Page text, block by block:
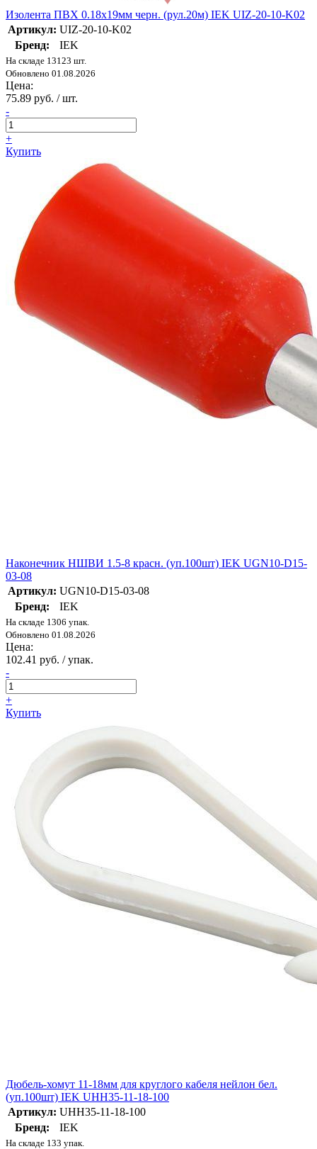
Изолента ПВХ 0.18х19мм черн. (рул.20м) IEK UIZ-20-10-K02
Артикул: UIZ-20-10-K02
Бренд:
IEK
На складе 13123 шт.
Обновлено 01.08.2026
Цена:
75.89 руб. / шт.
-
+
Купить
Наконечник НШВИ 1.5-8 красн. (уп.100шт) IEK UGN10-D15-
03-08
Артикул: UGN10-D15-03-08
Бренд:
IEK
На складе 1306 упак.
Обновлено 01.08.2026
Цена:
102.41 руб. / упак.
-
+
Купить
Дюбель-хомут 11-18мм для круглого кабеля нейлон бел.
(уп.100шт) IEK UHH35-11-18-100
Артикул: UHH35-11-18-100
Бренд:
IEK
На складе 133 упак.